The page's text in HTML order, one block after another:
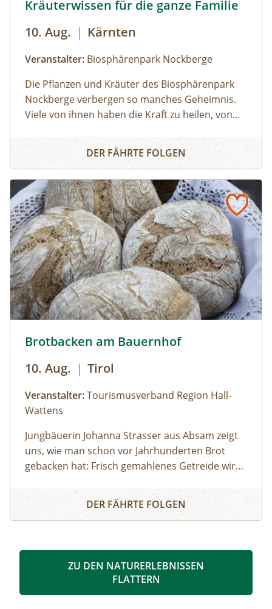
so besonders macht. Nach einem herzlichen
Bushaltestelle zurück.
Kräuterwissen für die ganze Familie
10. Aug. | Kärnten
Veranstalter: Biosphärenpark Nockberge
Die Pflanzen und Kräuter des Biosphärenpark
Nockberge verbergen so manches Geheimnis.
Viele von ihnen haben die Kraft zu heilen, von
Kinder gut verständlich erläutert ein
Biosphärenpark-Ranger zahlreiche
Ihre Fragen.
Kräuterwissen für die ganze Familie
DER FÄHRTE FOLGEN
Brotbacken am Bauernhof
10. Aug. | Tirol
Veranstalter:Tourismusverband Region Hall-
Wattens
Jungbäuerin Johanna Strasser aus Absam zeigt
uns, wie man schon vor Jahrhunderten Brot
gebacken hat: Frisch gemahlenes Getreide wird
gehaltvollen Gewürzen zu duftendem
Bauernbrot gebacken. Das noch warme
Brotbacken am Bauernhof
DER FÄHRTE FOLGEN
ZU DEN NATURERLEBNISSEN
FLATTERN